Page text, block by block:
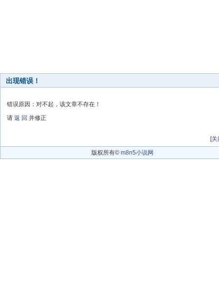
出现错误！
错误原因：对不起，该文章不存在！
请 返 回 并修正
[关
版权所有© m8n5小说网